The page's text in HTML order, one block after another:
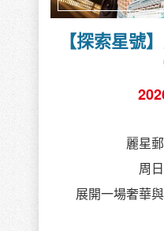
【探索星號
麗星
周
展開一場奢華